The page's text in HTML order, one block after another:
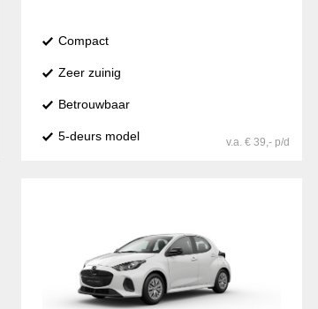
Compact
Zeer zuinig
Betrouwbaar
5-deurs model v.a. € 39,- p/d